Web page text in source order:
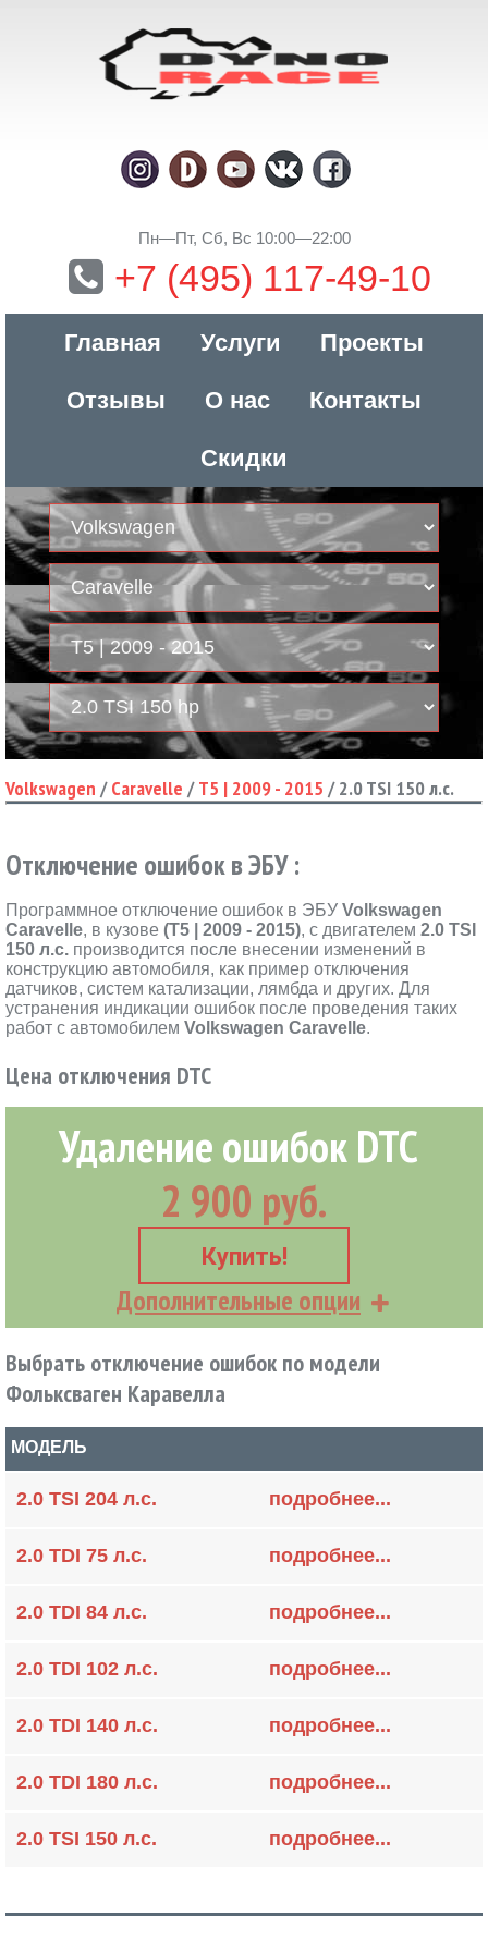
Пн—Пт, Сб, Вс 10:00—22:00
+7 (495) 117-49-10
Главная Услуги Проекты
Отзывы О нас Контакты
Скидки
Volkswagen /Caravelle /T5 | 2009 - 2015 /2.0 TSI 150 л.с.
Отключение ошибок в ЭБУ :
Программное отключение ошибок в ЭБУ Volkswagen
Caravelle, в кузове (T5 | 2009 - 2015), с двигателем 2.0 TSI
150 л.с. производится после внесении изменений в
конструкцию автомобиля, как пример отключения
датчиков, систем катализации, лямбда и других. Для
устранения индикации ошибок после проведения таких
работ с автомобилем Volkswagen Caravelle.
Цена отключения DTC
Удаление ошибок DTC
2 900 руб.
Купить!
Дополнительные опции
Выбрать отключение ошибок по модели
Фольксваген Каравелла
МОДЕЛЬ
2.0 TSI 204 л.с. подробнее...
2.0 TDI 75 л.с. подробнее...
2.0 TDI 84 л.с. подробнее...
2.0 TDI 102 л.с. подробнее...
2.0 TDI 140 л.с. подробнее...
2.0 TDI 180 л.с. подробнее...
2.0 TSI 150 л.с. подробнее...